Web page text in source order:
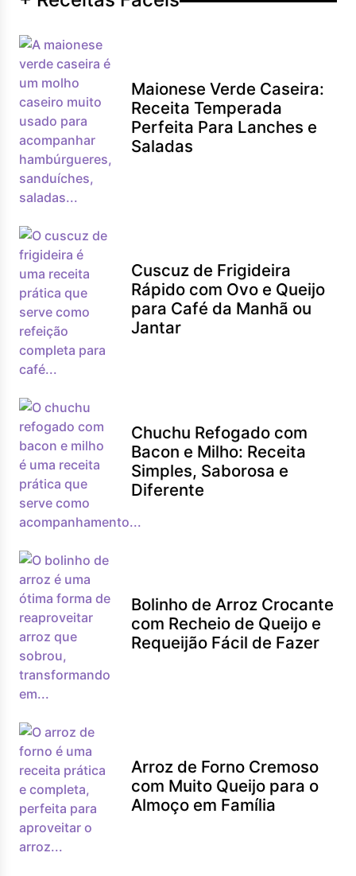
Maionese Verde Caseira:
Receita Temperada
Perfeita Para Lanches e
Saladas
Cuscuz de Frigideira
Rápido com Ovo e Queijo
para Café da Manhã ou
Jantar
Chuchu Refogado com
Bacon e Milho: Receita
Simples, Saborosa e
Diferente
Bolinho de Arroz Crocante
com Recheio de Queijo e
Requeijão Fácil de Fazer
Arroz de Forno Cremoso
com Muito Queijo para o
Almoço em Família